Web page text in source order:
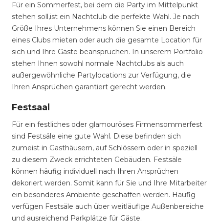
Für ein Sommerfest, bei dem die Party im Mittelpunkt
stehen soll,ist ein Nachtclub die perfekte Wahl. Je nach
Größe Ihres Unternehmens können Sie einen Bereich
eines Clubs mieten oder auch die gesamte Location für
sich und Ihre Gäste beanspruchen. In unserem Portfolio
stehen Ihnen sowohl normale Nachtclubs als auch
außergewöhnliche Partylocations zur Verfügung, die
Ihren Ansprüchen garantiert gerecht werden.
Festsaal
Für ein festliches oder glamouröses Firmensommerfest
sind Festsäle eine gute Wahl. Diese befinden sich
zumeist in Gasthäusern, auf Schlössern oder in speziell
zu diesem Zweck errichteten Gebäuden. Festsäle
können häufig individuell nach Ihren Ansprüchen
dekoriert werden. Somit kann für Sie und Ihre Mitarbeiter
ein besonderes Ambiente geschaffen werden. Häufig
verfügen Festsäle auch über weitläufige Außenbereiche
und ausreichend Parkplätze für Gäste.